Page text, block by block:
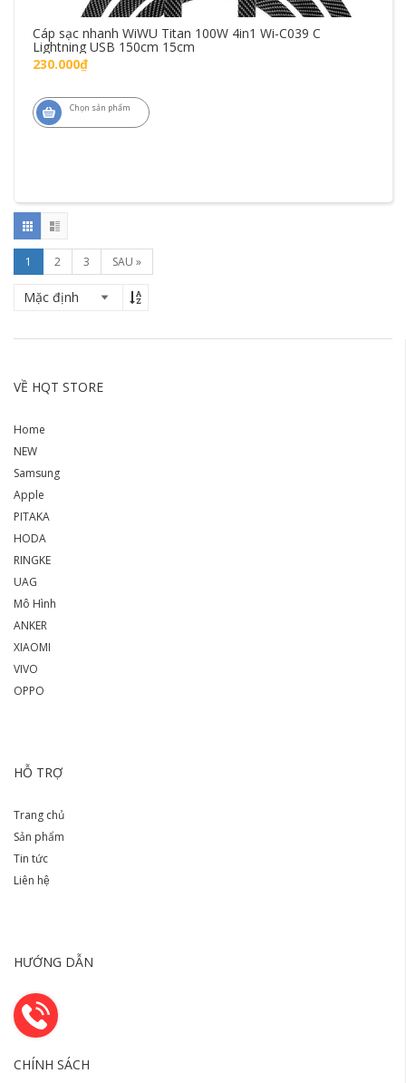
Cáp sạc nhanh WiWU Titan 100W 4in1 Wi-C039 C
Lightning USB 150cm 15cm
230.000₫
Chọn sản phẩm
1 2 3 SAU »
VỀ HQT STORE
Home
NEW
Samsung
Apple
PITAKA
HODA
RINGKE
UAG
Mô Hình
ANKER
XIAOMI
VIVO
OPPO
HỖ TRỢ
Trang chủ
Sản phẩm
Tin tức
Liên hệ
HƯỚNG DẪN
CHÍNH SÁCH